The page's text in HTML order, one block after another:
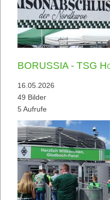
BORUSSIA - TSG
16.05.2026
49 Bilder
5 Aufrufe